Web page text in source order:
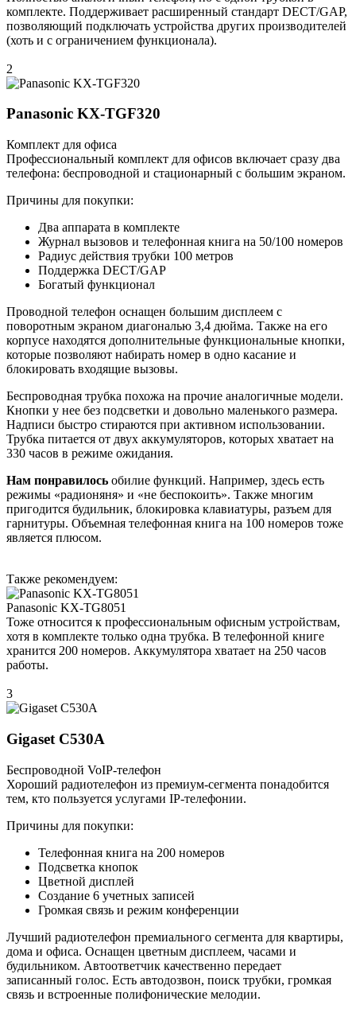
комплекте. Поддерживает расширенный стандарт DECT/GAP,
позволяющий подключать устройства других производителей
(хоть и с ограничением функционала).
2
Panasonic KX-TGF320
Комплект для офиса
Профессиональный комплект для офисов включает сразу два
телефона: беспроводной и стационарный с большим экраном.
Причины для покупки:
Два аппарата в комплекте
Журнал вызовов и телефонная книга на 50/100 номеров
Радиус действия трубки 100 метров
Поддержка DECT/GAP
Богатый функционал
Проводной телефон оснащен большим дисплеем с
поворотным экраном диагональю 3,4 дюйма. Также на его
корпусе находятся дополнительные функциональные кнопки,
которые позволяют набирать номер в одно касание и
блокировать входящие вызовы.
Беспроводная трубка похожа на прочие аналогичные модели.
Кнопки у нее без подсветки и довольно маленького размера.
Надписи быстро стираются при активном использовании.
Трубка питается от двух аккумуляторов, которых хватает на
330 часов в режиме ожидания.
Нам понравилось обилие функций. Например, здесь есть
режимы «радионяня» и «не беспокоить». Также многим
пригодится будильник, блокировка клавиатуры, разъем для
гарнитуры. Объемная телефонная книга на 100 номеров тоже
является плюсом.
Также рекомендуем:
Panasonic KX-TG8051
Тоже относится к профессиональным офисным устройствам,
хотя в комплекте только одна трубка. В телефонной книге
хранится 200 номеров. Аккумулятора хватает на 250 часов
работы.
3
Gigaset C530A
Беспроводной VoIP-телефон
Хороший радиотелефон из премиум-сегмента понадобится
тем, кто пользуется услугами IP-телефонии.
Причины для покупки:
Телефонная книга на 200 номеров
Подсветка кнопок
Цветной дисплей
Создание 6 учетных записей
Громкая связь и режим конференции
Лучший радиотелефон премиального сегмента для квартиры,
дома и офиса. Оснащен цветным дисплеем, часами и
будильником. Автоответчик качественно передает
записанный голос. Есть автодозвон, поиск трубки, громкая
связь и встроенные полифонические мелодии.